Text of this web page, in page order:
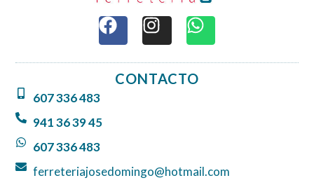
F
a
c
e
b
I
n
s
t
a
W
h
a
t
CONTACTO
607 336 483
941 36 39 45
607 336 483
ferreteriajosedomingo@hotmail.com